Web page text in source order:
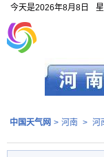
今天是2026年8月8日
中国天气网 > 河南 > 河